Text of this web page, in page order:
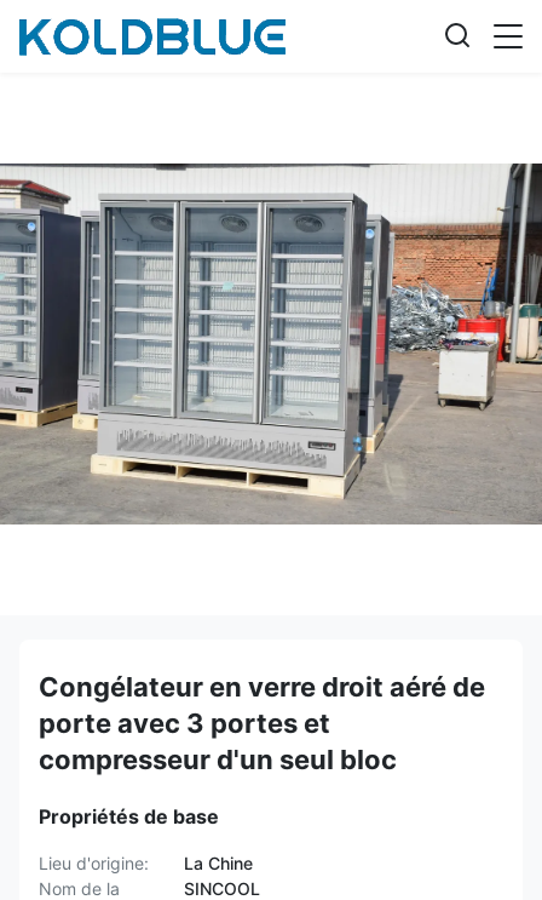
Congélateur en verre droit aéré de
porte avec 3 portes et
compresseur d'un seul bloc
Propriétés de base
Lieu d'origine:
La Chine
Nom de la
SINCOOL